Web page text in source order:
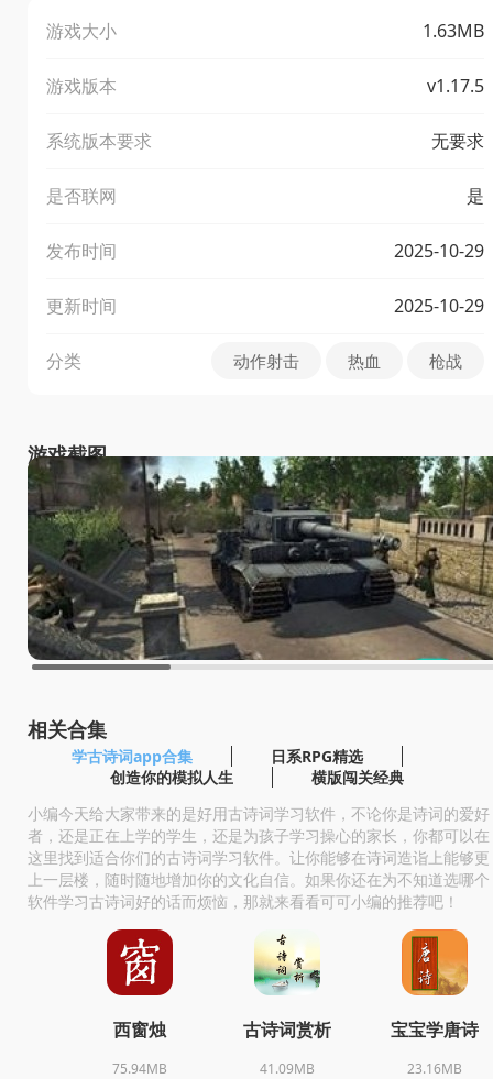
游戏大小 1.63MB
游戏版本 v1.17.5
系统版本要求 无要求
是否联网 是
发布时间 2025-10-29
更新时间 2025-10-29
分类 动作射击 热血 枪战
游戏截图
相关合集
学古诗词app合集
日系RPG精选
创造你的模拟人生
横版闯关经典
小编今天给大家带来的是好用古诗词学习软件，不论你是诗词的爱好
者，还是正在上学的学生，还是为孩子学习操心的家长，你都可以在
这里找到适合你们的古诗词学习软件。让你能够在诗词造诣上能够更
上一层楼，随时随地增加你的文化自信。如果你还在为不知道选哪个
软件学习古诗词好的话而烦恼，那就来看看可可小编的推荐吧！
西窗烛
75.94MB
古诗词赏析
41.09MB
宝宝学唐诗
23.16MB